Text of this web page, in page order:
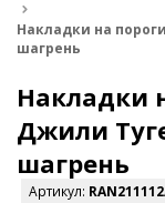
Накладки на
шагрень
Накладки
Джили
шагрень
Артикул: